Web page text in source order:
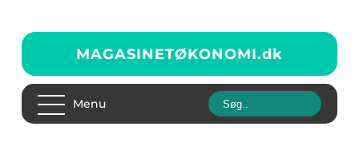
MAGASINETØKONOMI.dk
Menu